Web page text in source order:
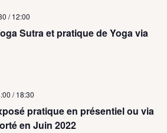
Sutra et pratique de Yoga via
/12:00
pratique en présentiel ou via
en Juin 2022
/18:30